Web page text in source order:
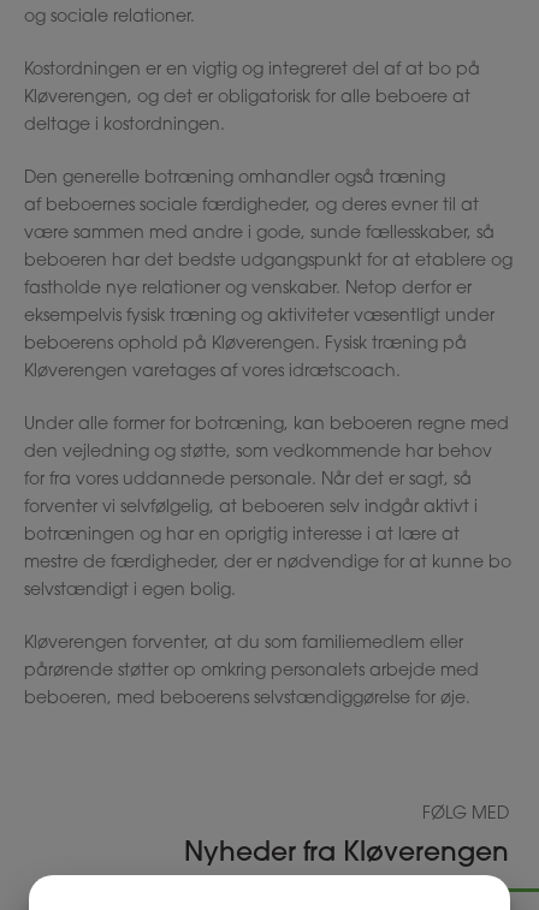
og sociale relationer.
Kostordningen er en vigtig og integreret del af at bo på
Kløverengen, og det er obligatorisk for alle beboere at
deltage i kostordningen.
Den generelle botræning omhandler også træning
af beboernes sociale færdigheder, og deres evner til at
være sammen med andre i gode, sunde fællesskaber, så
beboeren har det bedste udgangspunkt for at etablere og
fastholde nye relationer og venskaber. Netop derfor er
eksempelvis fysisk træning og aktiviteter væsentligt under
beboerens ophold på Kløverengen. Fysisk træning på
Kløverengen varetages af vores idrætscoach.
Under alle former for botræning, kan beboeren regne med
den vejledning og støtte, som vedkommende har behov
for fra vores uddannede personale. Når det er sagt, så
forventer vi selvfølgelig, at beboeren selv indgår aktivt i
botræningen og har en oprigtig interesse i at lære at
mestre de færdigheder, der er nødvendige for at kunne bo
selvstændigt i egen bolig.
Kløverengen forventer, at du som familiemedlem eller
pårørende støtter op omkring personalets arbejde med
beboeren, med beboerens selvstændiggørelse for øje.
FØLG MED
Nyheder fra Kløverengen